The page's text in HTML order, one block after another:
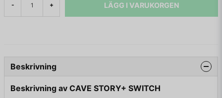
- + LÄGG I VARUKORGEN
Beskrivning
Beskrivning av CAVE STORY+ SWITCH